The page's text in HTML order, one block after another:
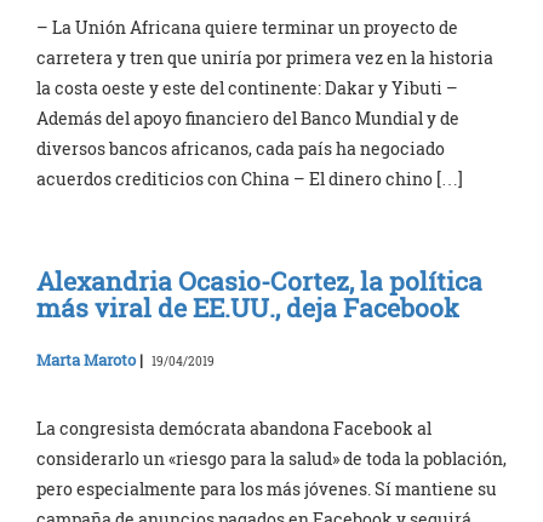
– La Unión Africana quiere terminar un proyecto de
carretera y tren que uniría por primera vez en la historia
la costa oeste y este del continente: Dakar y Yibuti –
Además del apoyo financiero del Banco Mundial y de
diversos bancos africanos, cada país ha negociado
acuerdos crediticios con China – El dinero chino […]
Alexandria Ocasio-Cortez, la política
más viral de EE.UU., deja Facebook
Marta Maroto| 19/04/2019
La congresista demócrata abandona Facebook al
considerarlo un «riesgo para la salud» de toda la población,
pero especialmente para los más jóvenes. Sí mantiene su